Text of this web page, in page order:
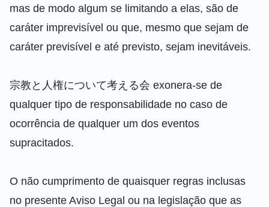
mas de modo algum se limitando a elas, são de
caráter imprevisível ou que, mesmo que sejam de
caráter previsível e até previsto, sejam inevitáveis.
宗教と人権について考える会 exonera-se de
qualquer tipo de responsabilidade no caso de
ocorrência de qualquer um dos eventos
supracitados.
O não cumprimento de quaisquer regras inclusas
no presente Aviso Legal ou na legislação que as